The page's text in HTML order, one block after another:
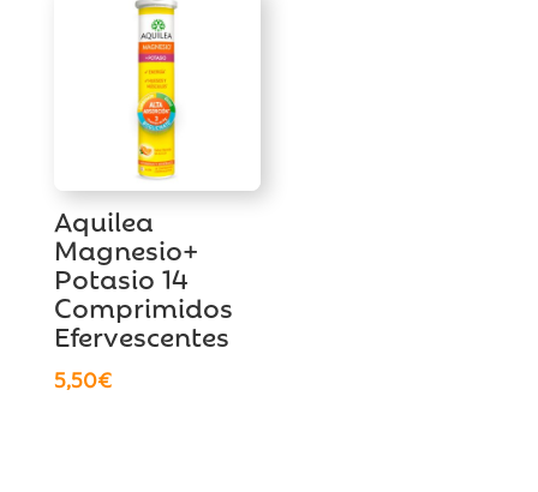
Aquilea
Magnesio+
Potasio 14
Comprimidos
Efervescentes
5,50€